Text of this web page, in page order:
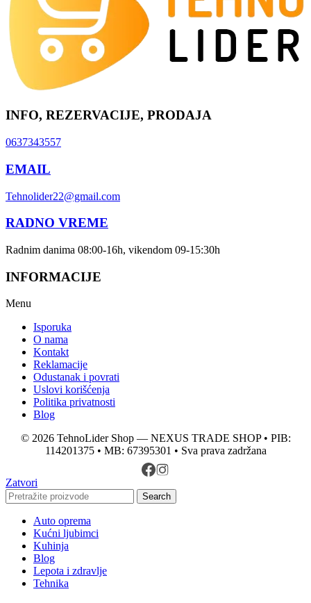
INFO, REZERVACIJE, PRODAJA
0637343557
EMAIL
Tehnolider22@gmail.com
RADNO VREME
Radnim danima 08:00-16h, vikendom 09-15:30h
INFORMACIJE
Menu
Isporuka
O nama
Kontakt
Reklamacije
Odustanak i povrati
Uslovi korišćenja
Politika privatnosti
Blog
© 2026 TehnoLider Shop — NEXUS TRADE SHOP • PIB:
114201375 • MB: 67395301 • Sva prava zadržana
Zatvori
Search
Auto oprema
Kućni ljubimci
Kuhinja
Blog
Lepota i zdravlje
Tehnika